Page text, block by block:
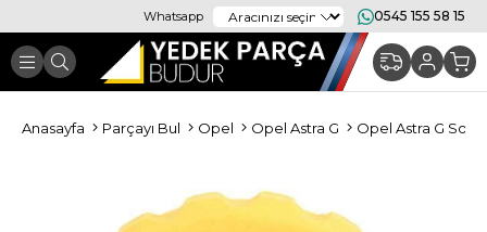
Whatsapp 0545 155 58 15
Anasayfa Parçayı Bul Opel Opel Astra G Opel Astra G